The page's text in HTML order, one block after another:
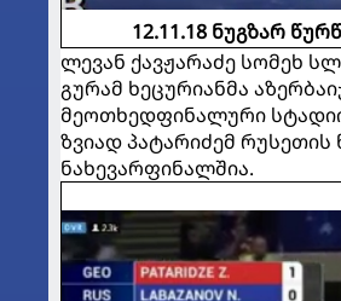
12.11.18 ნუგზარ
ლევან ქავჟარაძე სომეხ
გურამ ხეცურიანმა
მეოთხედფინალური
ზვიად პატარიძემ
ნახევარფინალშია.